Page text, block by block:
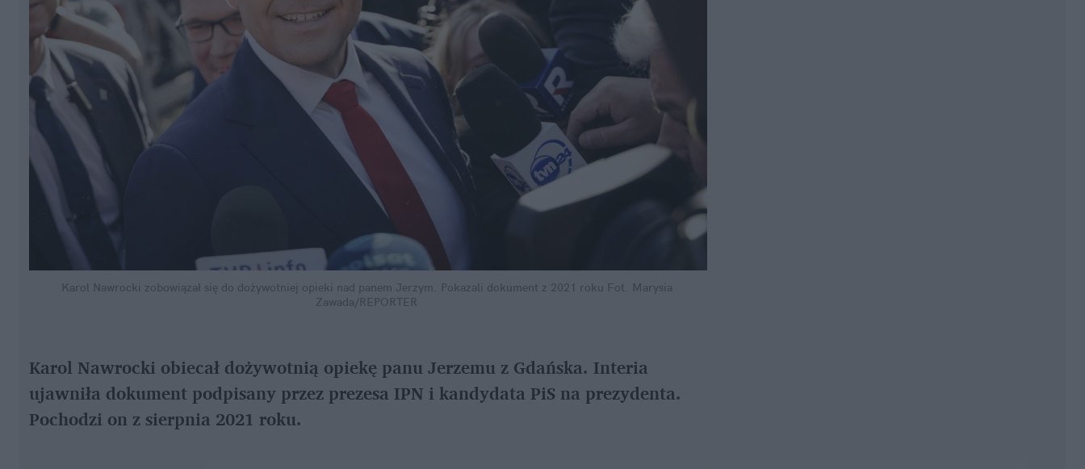
Karol Nawrocki zobowiązał się do dożywotniej opieki nad panem Jerzym. Pokazali dokument z 2021 roku Fot. Marysia
Zawada/REPORTER
Karol Nawrocki obiecał dożywotnią opiekę panu Jerzemu z Gdańska. Interia
ujawniła dokument podpisany przez prezesa IPN i kandydata PiS na prezydenta.
Pochodzi on z sierpnia 2021 roku.